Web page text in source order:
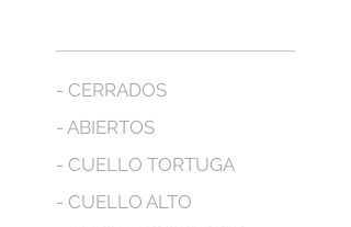
- CERRADOS
- ABIERTOS
- CUELLO TORTUGA
- CUELLO ALTO